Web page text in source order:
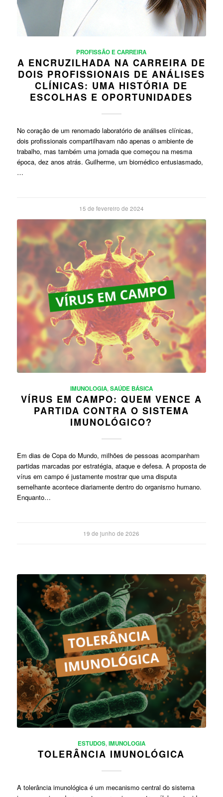
PROFISSÃO E CARREIRA
A ENCRUZILHADA NA CARREIRA DE
DOIS PROFISSIONAIS DE ANÁLISES
CLÍNICAS: UMA HISTÓRIA DE
ESCOLHAS E OPORTUNIDADES
No coração de um renomado laboratório de análises clínicas,
dois profissionais compartilhavam não apenas o ambiente de
trabalho, mas também uma jornada que começou na mesma
época, dez anos atrás. Guilherme, um biomédico entusiasmado,
…
15 de fevereiro de 2024
IMUNOLOGIA,SAÚDE BÁSICA
VÍRUS EM CAMPO: QUEM VENCE A
PARTIDA CONTRA O SISTEMA
IMUNOLÓGICO?
Em dias de Copa do Mundo, milhões de pessoas acompanham
partidas marcadas por estratégia, ataque e defesa. A proposta de
vírus em campo é justamente mostrar que uma disputa
semelhante acontece diariamente dentro do organismo humano.
Enquanto…
19 de junho de 2026
ESTUDOS,IMUNOLOGIA
TOLERÂNCIA IMUNOLÓGICA
A tolerância imunológica é um mecanismo central do sistema